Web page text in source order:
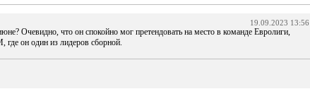
19.09.2023 13:56
Очевидно, что он спокойно мог претендовать на место в команде Евролиги,
где он один из лидеров сборной.